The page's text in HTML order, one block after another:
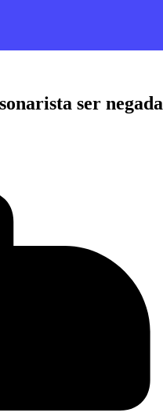
ser negada